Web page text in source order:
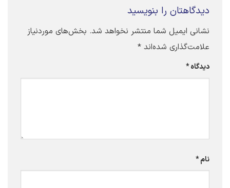
دیدگاهتان را بنویسید
نشانی ایمیل شما منتشر نخواهد شد. بخش‌های موردنیاز
علامت‌گذاری شده‌اند *
دیدگاه*
نام*